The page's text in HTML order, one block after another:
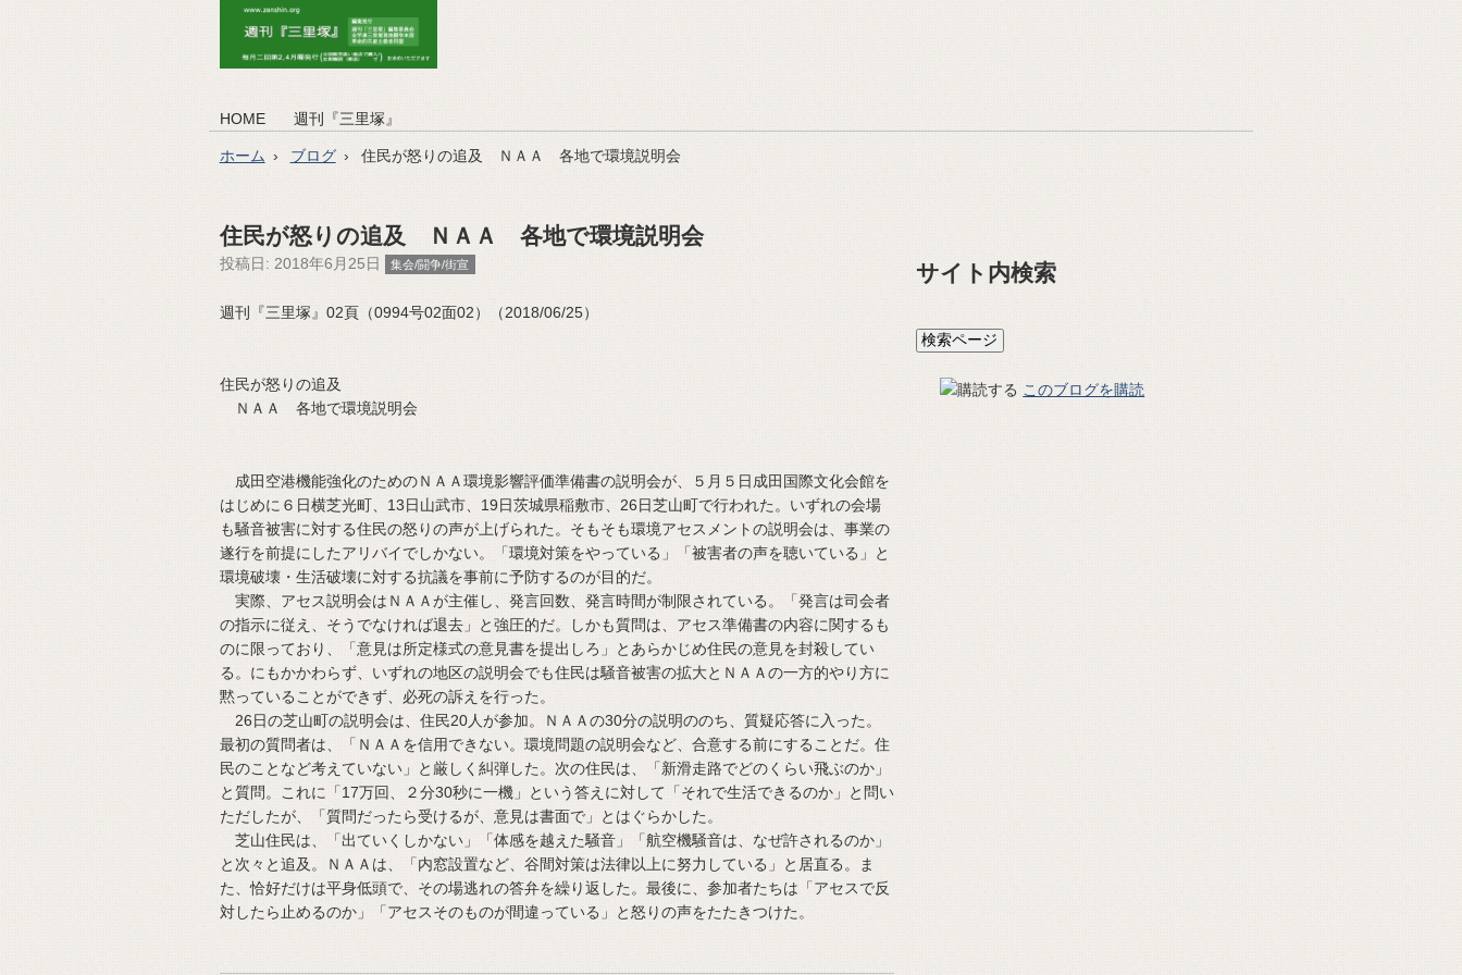
HOME 週刊『三里塚』
ホーム ブログ 住民が怒りの追及 ＮＡＡ 各地で環境説明会
住民が怒りの追及 ＮＡＡ 各地で環境説明会
投稿日: 2018年6月25日 集会/闘争/街宣
週刊『三里塚』02頁（0994号02面02）（2018/06/25）
住民が怒りの追及
ＮＡＡ 各地で環境説明会
成田空港機能強化のためのＮＡＡ環境影響評価準備書の説明会が、５月５日成田国際文化会館を
はじめに６日横芝光町、13日山武市、19日茨城県稲敷市、26日芝山町で行われた。いずれの会場
も騒音被害に対する住民の怒りの声が上げられた。そもそも環境アセスメントの説明会は、事業の
遂行を前提にしたアリバイでしかない。「環境対策をやっている」「被害者の声を聴いている」と
環境破壊・生活破壊に対する抗議を事前に予防するのが目的だ。
実際、アセス説明会はＮＡＡが主催し、発言回数、発言時間が制限されている。「発言は司会者
の指示に従え、そうでなければ退去」と強圧的だ。しかも質問は、アセス準備書の内容に関するも
のに限っており、「意見は所定様式の意見書を提出しろ」とあらかじめ住民の意見を封殺してい
る。にもかかわらず、いずれの地区の説明会でも住民は騒音被害の拡大とＮＡＡの一方的やり方に
黙っていることができず、必死の訴えを行った。
26日の芝山町の説明会は、住民20人が参加。ＮＡＡの30分の説明ののち、質疑応答に入った。
最初の質問者は、「ＮＡＡを信用できない。環境問題の説明会など、合意する前にすることだ。住
民のことなど考えていない」と厳しく糾弾した。次の住民は、「新滑走路でどのくらい飛ぶのか」
と質問。これに「17万回、２分30秒に一機」という答えに対して「それで生活できるのか」と問い
ただしたが、「質問だったら受けるが、意見は書面で」とはぐらかした。
芝山住民は、「出ていくしかない」「体感を越えた騒音」「航空機騒音は、なぜ許されるのか」
と次々と追及。ＮＡＡは、「内窓設置など、谷間対策は法律以上に努力している」と居直る。ま
た、恰好だけは平身低頭で、その場逃れの答弁を繰り返した。最後に、参加者たちは「アセスで反
対したら止めるのか」「アセスそのものが間違っている」と怒りの声をたたきつけた。
サイト内検索
このブログを購読